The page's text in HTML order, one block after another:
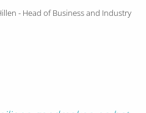
- Head of Business and Industry